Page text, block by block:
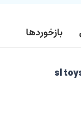
بازخوردها